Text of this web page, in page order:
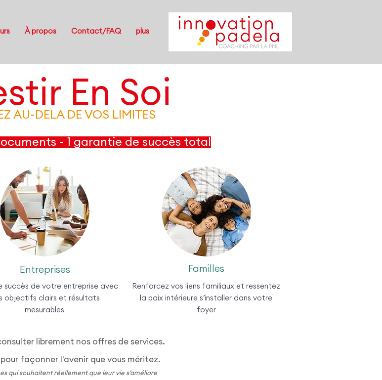
À propos Contact/FAQ plus
En Soi
AU-DELA DE VOS LIMITES
- 1 garantie de succès total
Entreprises
succès de votre entreprise avec
objectifs clairs et résultats
mesurables
Familles
Renforcez vos liens familiaux et ressentez
la paix intérieure s’installer dans votre
foyer
librement nos offres de services.
pour façonner l'avenir que vous méritez.
qui souhaitent réellement que leur vie s’améliore